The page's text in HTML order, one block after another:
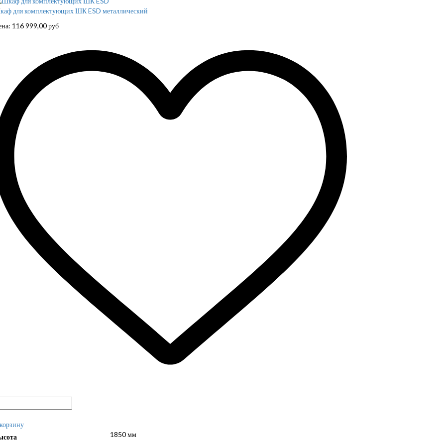
для комплектующих ШК ESD металлический
116 999,00руб
1850 мм